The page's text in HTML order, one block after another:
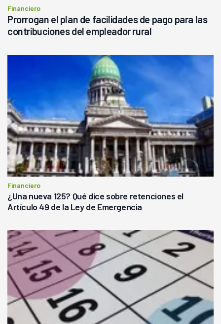
Financiero
Prorrogan el plan de facilidades de pago para las
contribuciones del empleador rural
Financiero
¿Una nueva 125? Qué dice sobre retenciones el
Artículo 49 de la Ley de Emergencia